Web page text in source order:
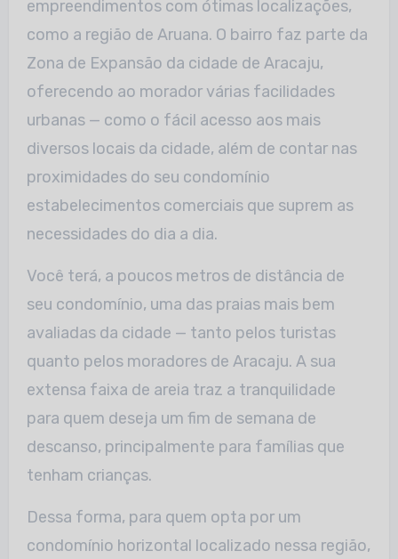
empreendimentos com ótimas localizações,
como a região de Aruana. O bairro faz parte da
Zona de Expansão da cidade de Aracaju,
oferecendo ao morador várias facilidades
urbanas — como o fácil acesso aos mais
diversos locais da cidade, além de contar nas
proximidades do seu condomínio
estabelecimentos comerciais que suprem as
necessidades do dia a dia.
Você terá, a poucos metros de distância de
seu condomínio, uma das praias mais bem
avaliadas da cidade — tanto pelos turistas
quanto pelos moradores de Aracaju. A sua
extensa faixa de areia traz a tranquilidade
para quem deseja um fim de semana de
descanso, principalmente para famílias que
tenham crianças.
Dessa forma, para quem opta por um
condomínio horizontal localizado nessa região,